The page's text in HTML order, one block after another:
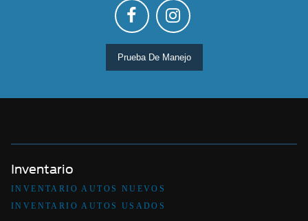
Prueba De Manejo
Inventario
INVENTARIO AUTOS NUEVOS
INVENTARIO AUTOS USADOS